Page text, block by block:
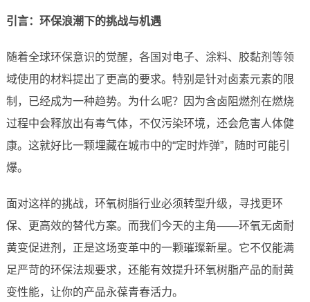
引言：环保浪潮下的挑战与机遇
随着全球环保意识的觉醒，各国对电子、涂料、胶黏剂等领
域使用的材料提出了更高的要求。特别是针对卤素元素的限
制，已经成为一种趋势。为什么呢？因为含卤阻燃剂在燃烧
过程中会释放出有毒气体，不仅污染环境，还会危害人体健
康。这就好比一颗埋藏在城市中的“定时炸弹”，随时可能引
爆。
面对这样的挑战，环氧树脂行业必须转型升级，寻找更环
保、更高效的替代方案。而我们今天的主角——环氧无卤耐
黄变促进剂，正是这场变革中的一颗璀璨新星。它不仅能满
足严苛的环保法规要求，还能有效提升环氧树脂产品的耐黄
变性能，让你的产品永葆青春活力。